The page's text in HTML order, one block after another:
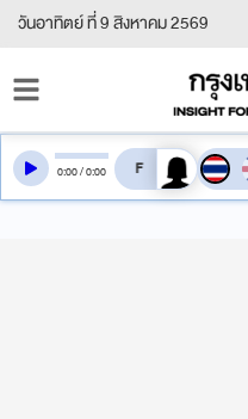
วันอาทิตย์ ที่ 9 สิงหาคม 2569
0:00/0:00 สลับเสียงอ่าน